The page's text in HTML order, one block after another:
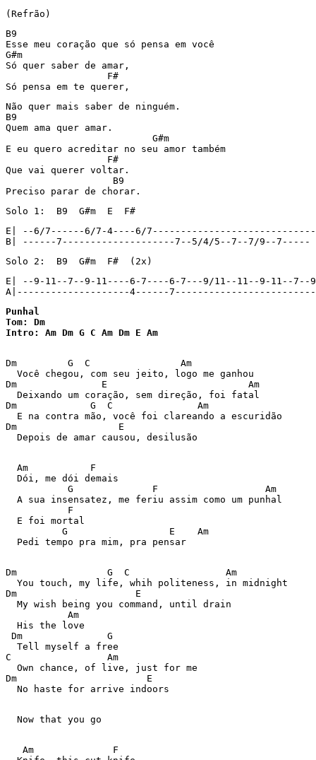
(Refrão)
Esse meu coração que só pensa em você
G#m
Só quer saber de amar,
                  F#
Só pensa em te querer,
Não quer mais saber de ninguém.
B9
Quem ama quer amar.
                          G#m
E eu quero acreditar no seu amor também
                  F#
Que vai querer voltar.
                   B9
Preciso parar de chorar.
Solo 1:  B9  G#m  E  F#
E| --6/7------6/7-4----6/7-----------------------------
B| ------7--------------------7--5/4/5--7--7/9--7-----
Solo 2:  B9  G#m  F#  (2x)
E| --9-11--7--9-11----6-7----6-7---9/11--11--9-11--7--
A|--------------------4------
Punhal
Tom: Dm
Intro: Am Dm G C Am Dm E Am
Dm         G  C                Am
  Você chegou, com seu jeito, logo me ganhou
Dm               E                         Am
  Deixando um coração, sem direção, foi fatal
Dm             G  C               Am
  E na contra mão, você foi clareando a escuridão
Dm                  E
  Depois de amar causou, desilusão
  Am           F
  Dói, me dói demais
           G              F                   Am
  A sua insensatez, me feriu assim como um punhal
           F
  E foi mortal
          G                  E    Am
  Pedi tempo pra mim, pra pensar
Dm                G  C                 Am
  You touch, my life, whih politeness, in midnight
Dm                     E
  My wish being you command, until drain
           Am
  His the love
Dm               G
  Tell myself a free
C                 Am
  Own chance, of live, just for me
Dm                       E
  No haste for arrive indoors
  Now that you go
   Am              F